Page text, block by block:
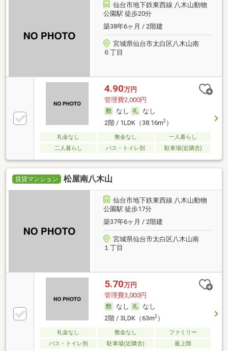
仙台市地下鉄東西線 八木山動物
公園駅 徒歩20分
築38年6ヶ月 / 2階建
宮城県仙台市太白区八木山南
６丁目
4.90万円
管理費2,000円
なし
なし
2階 / 1LDK（38.16m2）
礼金なし 敷金なし
一人暮らし
二人暮らし
バス・トイレ別 駐車場(近隣含)
賃貸マンション 松屋南八木山
仙台市地下鉄東西線 八木山動物
公園駅 徒歩17分
築37年6ヶ月 / 2階建
宮城県仙台市太白区八木山南
１丁目
5.70万円
管理費3,000円
なし
なし
2階 / 3LDK（63m2）
礼金なし 敷金なし
ファミリー
バス・トイレ別
駐車場(近隣含) 最上階